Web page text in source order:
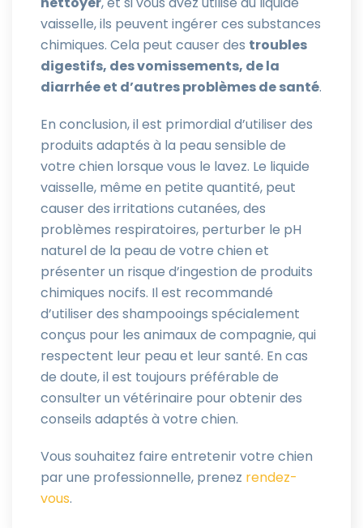
vaisselle, ils peuvent ingérer ces substances
chimiques. Cela peut causer des troubles
digestifs, des vomissements, de la
diarrhée et d’autres problèmes de santé.
En conclusion, il est primordial d’utiliser des
produits adaptés à la peau sensible de
votre chien lorsque vous le lavez. Le liquide
vaisselle, même en petite quantité, peut
causer des irritations cutanées, des
problèmes respiratoires, perturber le pH
naturel de la peau de votre chien et
présenter un risque d’ingestion de produits
chimiques nocifs. Il est recommandé
d’utiliser des shampooings spécialement
conçus pour les animaux de compagnie, qui
respectent leur peau et leur santé. En cas
de doute, il est toujours préférable de
consulter un vétérinaire pour obtenir des
conseils adaptés à votre chien.
Vous souhaitez faire entretenir votre chien
par une professionnelle, prenez rendez-
vous.